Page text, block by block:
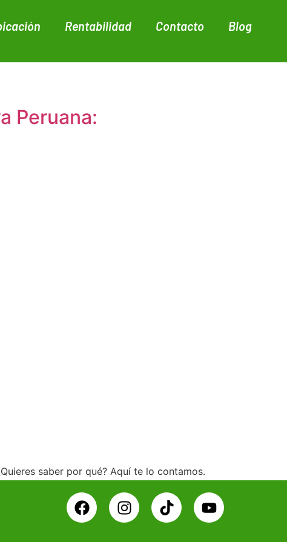
Rentabilidad Contacto Blog
Peruana:
saber por qué? Aquí te lo contamos.